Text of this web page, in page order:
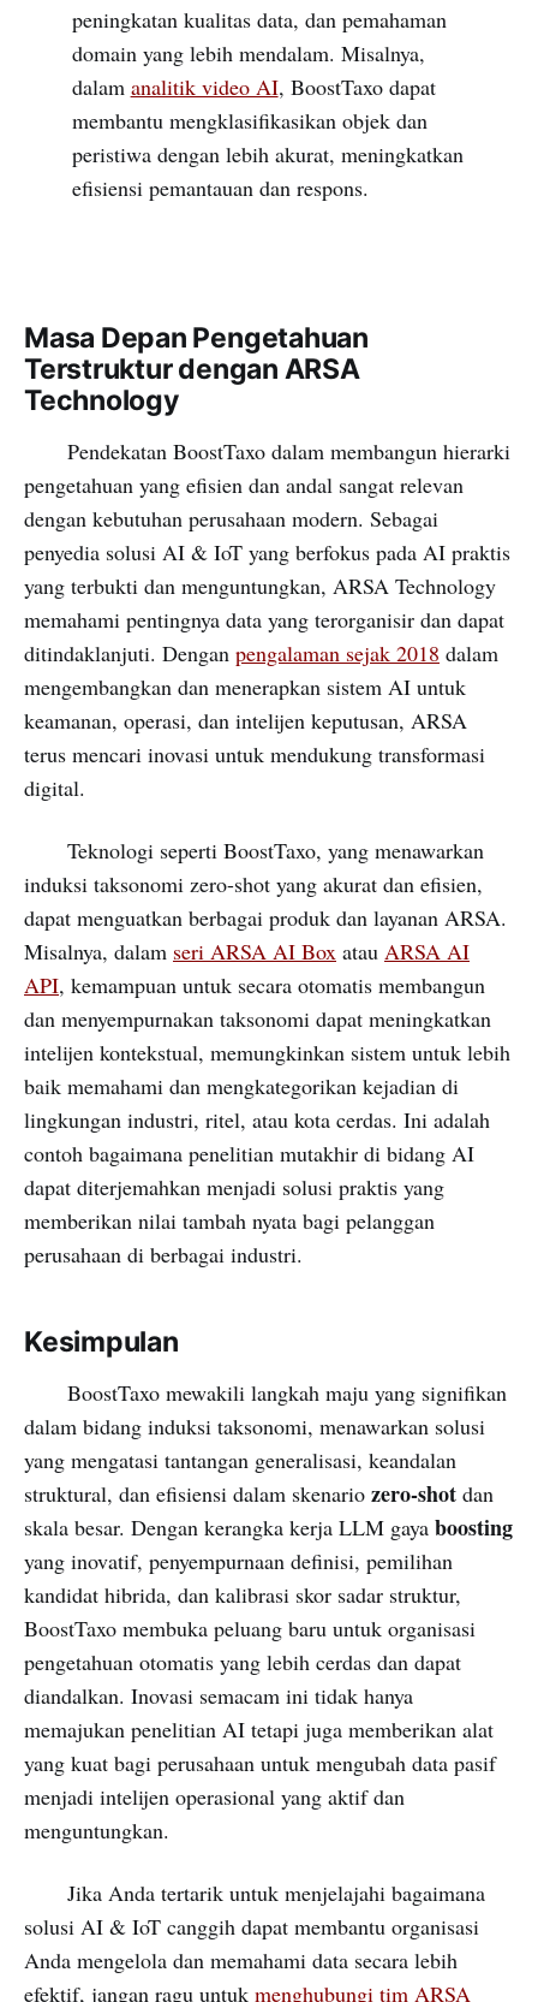
peningkatan kualitas data, dan pemahaman
domain yang lebih mendalam. Misalnya,
dalam analitik video AI, BoostTaxo dapat
membantu mengklasifikasikan objek dan
peristiwa dengan lebih akurat, meningkatkan
efisiensi pemantauan dan respons.
Masa Depan Pengetahuan
Terstruktur dengan ARSA
Technology
Pendekatan BoostTaxo dalam membangun hierarki
pengetahuan yang efisien dan andal sangat relevan
dengan kebutuhan perusahaan modern. Sebagai
penyedia solusi AI & IoT yang berfokus pada AI praktis
yang terbukti dan menguntungkan, ARSA Technology
memahami pentingnya data yang terorganisir dan dapat
ditindaklanjuti. Dengan pengalaman sejak 2018 dalam
mengembangkan dan menerapkan sistem AI untuk
keamanan, operasi, dan intelijen keputusan, ARSA
terus mencari inovasi untuk mendukung transformasi
digital.
Teknologi seperti BoostTaxo, yang menawarkan
induksi taksonomi zero-shot yang akurat dan efisien,
dapat menguatkan berbagai produk dan layanan ARSA.
Misalnya, dalam seri ARSA AI Box atau ARSA AI
API, kemampuan untuk secara otomatis membangun
dan menyempurnakan taksonomi dapat meningkatkan
intelijen kontekstual, memungkinkan sistem untuk lebih
baik memahami dan mengkategorikan kejadian di
lingkungan industri, ritel, atau kota cerdas. Ini adalah
contoh bagaimana penelitian mutakhir di bidang AI
dapat diterjemahkan menjadi solusi praktis yang
memberikan nilai tambah nyata bagi pelanggan
perusahaan di berbagai industri.
Kesimpulan
BoostTaxo mewakili langkah maju yang signifikan
dalam bidang induksi taksonomi, menawarkan solusi
yang mengatasi tantangan generalisasi, keandalan
struktural, dan efisiensi dalam skenario zero-shot dan
skala besar. Dengan kerangka kerja LLM gaya boosting
yang inovatif, penyempurnaan definisi, pemilihan
kandidat hibrida, dan kalibrasi skor sadar struktur,
BoostTaxo membuka peluang baru untuk organisasi
pengetahuan otomatis yang lebih cerdas dan dapat
diandalkan. Inovasi semacam ini tidak hanya
memajukan penelitian AI tetapi juga memberikan alat
yang kuat bagi perusahaan untuk mengubah data pasif
menjadi intelijen operasional yang aktif dan
menguntungkan.
Jika Anda tertarik untuk menjelajahi bagaimana
solusi AI & IoT canggih dapat membantu organisasi
Anda mengelola dan memahami data secara lebih
efektif, jangan ragu untuk menghubungi tim ARSA